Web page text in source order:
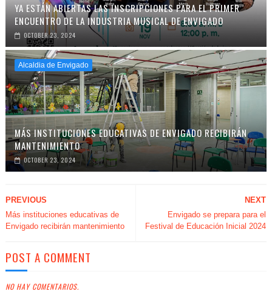
YA ESTÁN ABIERTAS LAS INSCRIPCIONES PARA EL PRIMER
ENCUENTRO DE LA INDUSTRIA MUSICAL DE ENVIGADO
OCTOBER 23, 2024
Alcaldia de Envigado
MÁS INSTITUCIONES EDUCATIVAS DE ENVIGADO RECIBIRÁN
MANTENIMIENTO
OCTOBER 23, 2024
NEXT
Envigado se prepara para el
Festival de Educación Inicial 2024
PREVIOUS
Más instituciones educativas de
Envigado recibirán mantenimiento
POST A COMMENT
NO HAY COMENTARIOS.